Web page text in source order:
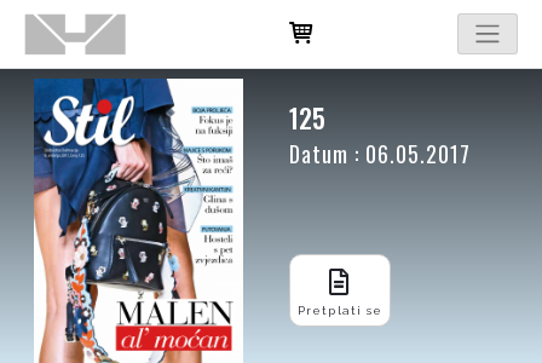
125
Datum : 06.05.2017
Pretplati se